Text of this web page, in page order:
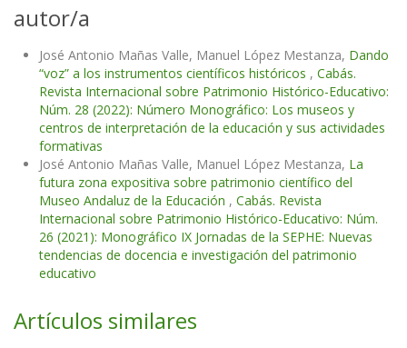
autor/a
José Antonio Mañas Valle, Manuel López Mestanza, Dando
“voz” a los instrumentos científicos históricos , Cabás.
Revista Internacional sobre Patrimonio Histórico-Educativo:
Núm. 28 (2022): Número Monográfico: Los museos y
centros de interpretación de la educación y sus actividades
formativas
José Antonio Mañas Valle, Manuel López Mestanza, La
futura zona expositiva sobre patrimonio científico del
Museo Andaluz de la Educación , Cabás. Revista
Internacional sobre Patrimonio Histórico-Educativo: Núm.
26 (2021): Monográfico IX Jornadas de la SEPHE: Nuevas
tendencias de docencia e investigación del patrimonio
educativo
Artículos similares